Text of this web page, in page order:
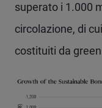
superato i 1.000
circolazione, di
costituiti da